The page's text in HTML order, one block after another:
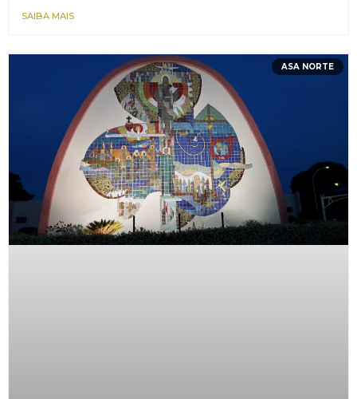
SAIBA MAIS
ASA NORTE